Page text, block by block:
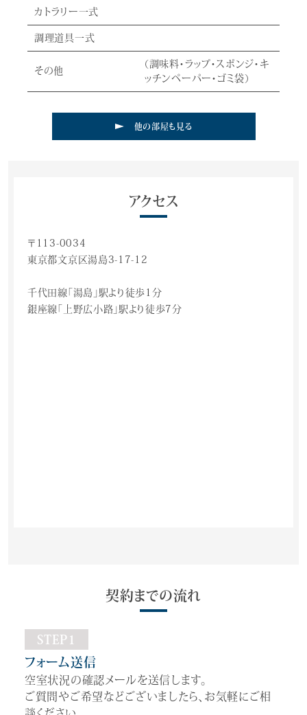
カトラリー一式
調理道具一式
その他
（調味料・ラップ・スポンジ・キ
ッチンペーパー・ゴミ袋）
他の部屋も見る
アクセス
〒113-0034
東京都文京区湯島3-17-12
千代田線「湯島」駅より徒歩1分
銀座線「上野広小路」駅より徒歩7分
契約までの流れ
STEP1
フォーム送信
空室状況の確認メールを送信します。
ご質問やご希望などございましたら、お気軽にご相
談ください。